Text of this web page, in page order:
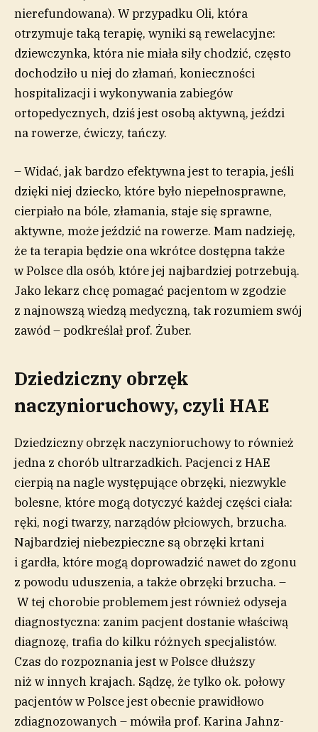
nierefundowana). W przypadku Oli, która
otrzymuje taką terapię, wyniki są rewelacyjne:
dziewczynka, która nie miała siły chodzić, często
dochodziło u niej do złamań, konieczności
hospitalizacji i wykonywania zabiegów
ortopedycznych, dziś jest osobą aktywną, jeździ
na rowerze, ćwiczy, tańczy.
– Widać, jak bardzo efektywna jest to terapia, jeśli
dzięki niej dziecko, które było niepełnosprawne,
cierpiało na bóle, złamania, staje się sprawne,
aktywne, może jeździć na rowerze. Mam nadzieję,
że ta terapia będzie ona wkrótce dostępna także
w Polsce dla osób, które jej najbardziej potrzebują.
Jako lekarz chcę pomagać pacjentom w zgodzie
z najnowszą wiedzą medyczną, tak rozumiem swój
zawód – podkreślał prof. Żuber.
Dziedziczny obrzęk
naczynioruchowy, czyli HAE
Dziedziczny obrzęk naczynioruchowy to również
jedna z chorób ultrarzadkich. Pacjenci z HAE
cierpią na nagle występujące obrzęki, niezwykle
bolesne, które mogą dotyczyć każdej części ciała:
ręki, nogi twarzy, narządów płciowych, brzucha.
Najbardziej niebezpieczne są obrzęki krtani
i gardła, które mogą doprowadzić nawet do zgonu
z powodu uduszenia, a także obrzęki brzucha. –
W tej chorobie problemem jest również odyseja
diagnostyczna: zanim pacjent dostanie właściwą
diagnozę, trafia do kilku różnych specjalistów.
Czas do rozpoznania jest w Polsce dłuższy
niż w innych krajach. Sądzę, że tylko ok. połowy
pacjentów w Polsce jest obecnie prawidłowo
zdiagnozowanych – mówiła prof. Karina Jahnz-